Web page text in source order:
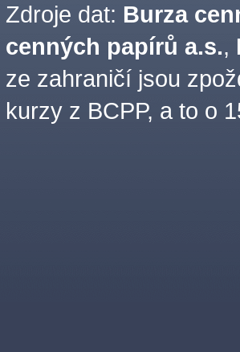
Zdroje dat: Burza
cenných papírů a.s.,
ze zahraničí jsou
kurzy z BCPP, a to o